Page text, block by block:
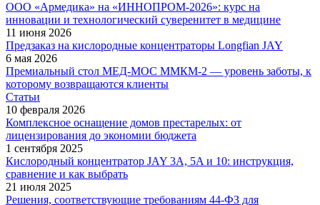
ООО «Армедика» на «ИННОПРОМ-2026»: курс на
инновации и технологический суверенитет в медицине
11 июня 2026
Предзаказ на кислородные концентраторы Longfian JAY
6 мая 2026
Премиальный стол МЕД-МОС ММКМ-2 — уровень заботы, к
которому возвращаются клиенты
Статьи
10 февраля 2026
Комплексное оснащение домов престарелых: от
лицензирования до экономии бюджета
1 сентября 2025
Кислородный концентратор JAY 3A, 5A и 10: инструкция,
сравнение и как выбрать
21 июля 2025
Решения, соответствующие требованиям 44-ФЗ для